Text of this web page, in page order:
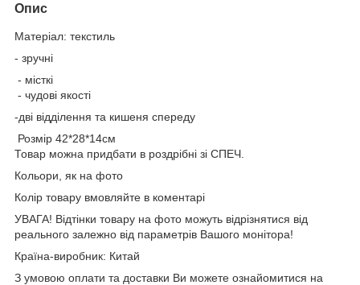
Опис
Матеріал: текстиль
- зручні
- місткі
- чудові якості
-дві відділення та кишеня спереду
Розмір 42*28*14см
Товар можна придбати в роздрібні зі СПЕЧ.
Кольори, як на фото
Колір товару вмовляйте в коментарі
УВАГА! Відтінки товару на фото можуть відрізнятися від
реального залежно від параметрів Вашого монітора!
Країна-виробник: Китай
З умовою оплати та доставки Ви можете ознайомитися на